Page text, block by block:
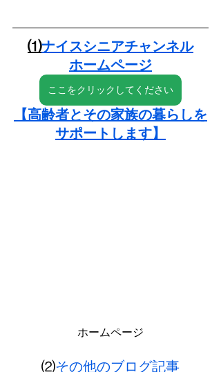
⑴ナイスシニアチャンネル
ホームページ
ここをクリックしてください
【高齢者とその家族の暮らしを
サポートします】
ホームページ
⑵その他のブログ記事